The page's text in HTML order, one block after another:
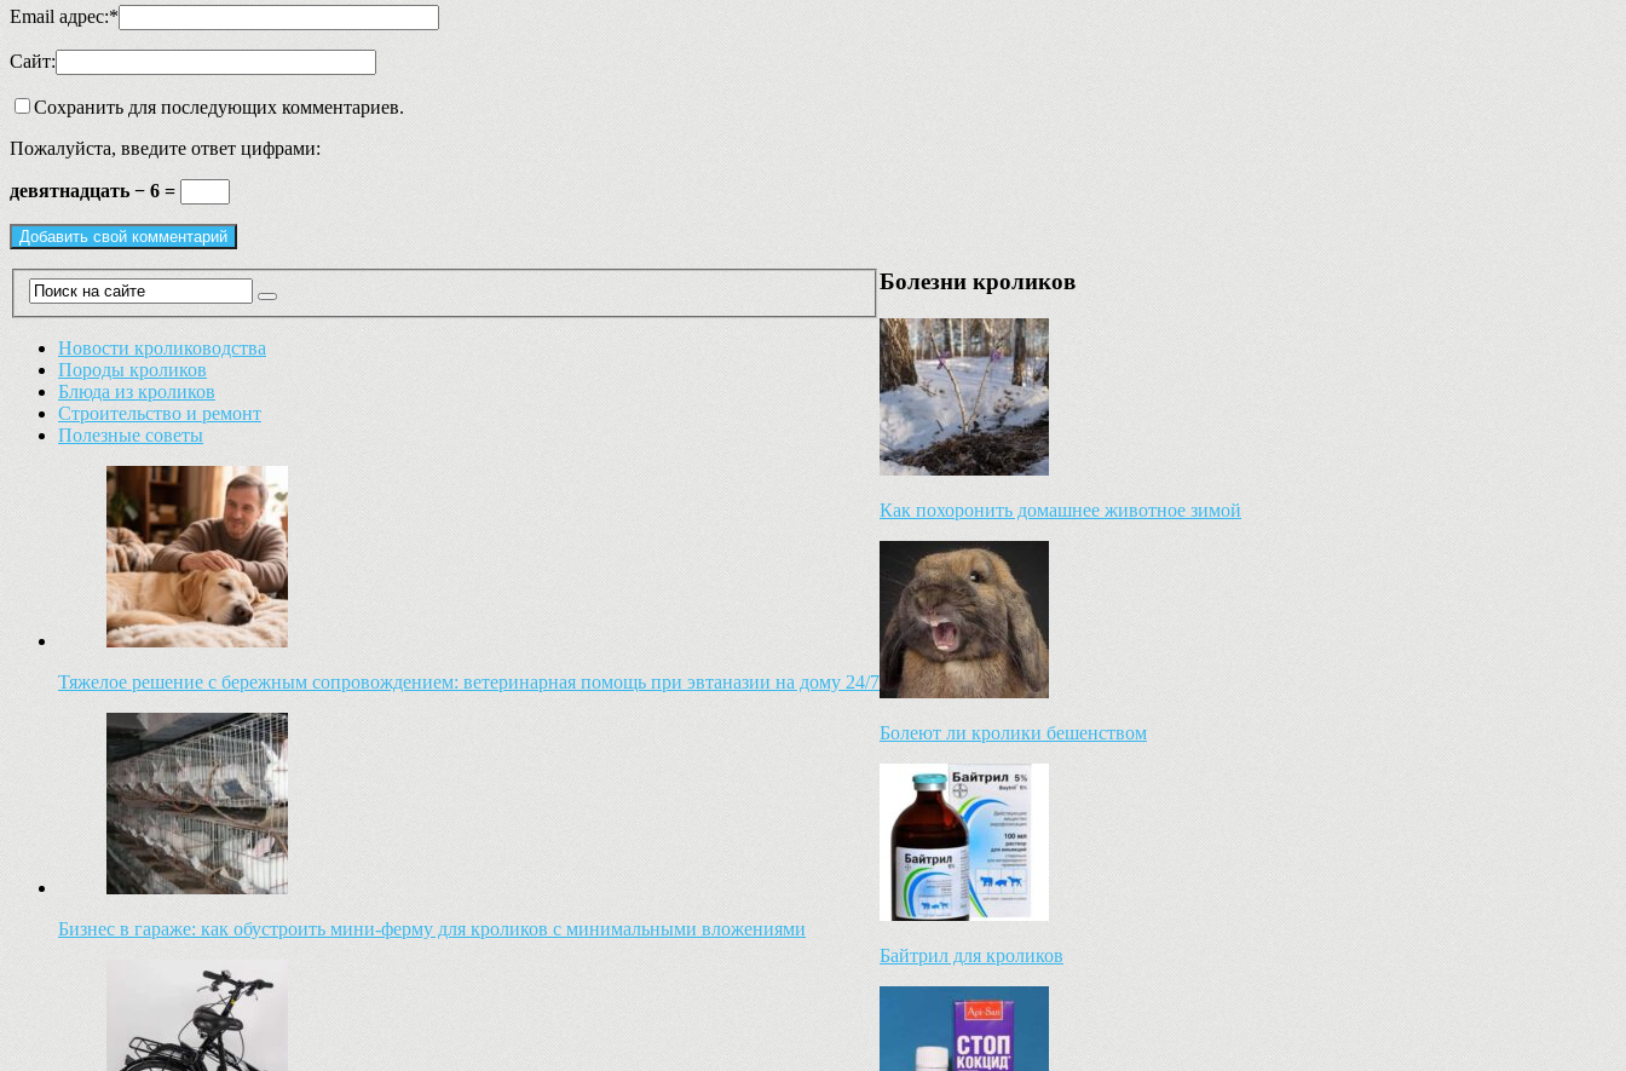
Email адрес:*
Сайт:
Сохранить для последующих комментариев.
Пожалуйста, введите ответ цифрами:
девятнадцать − 6 =
Новости кролиководства
Породы кроликов
Блюда из кроликов
Строительство и ремонт
Полезные советы
Тяжелое решение с бережным сопровождением: ветеринарная помощь при эвтаназии на дому 24/7
Бизнес в гараже: как обустроить мини-ферму для кроликов с минимальными вложениями
Болезни кроликов
Как похоронить домашнее животное зимой
Болеют ли кролики бешенством
Байтрил для кроликов